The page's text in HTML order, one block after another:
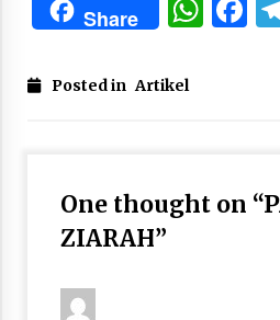
Share
Posted in Artikel
One thought on “
ZIARAH”